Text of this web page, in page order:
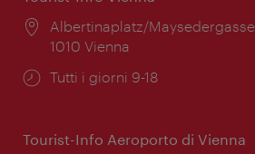
Posizione:
Albertinaplatz/Maysedergasse
1010 Vienna
Orari
Tutti i giorni 9-18
Tourist-Info Aeroporto di Vienna